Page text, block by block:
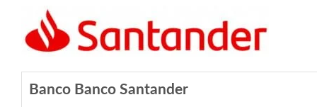
Banco Banco Santander